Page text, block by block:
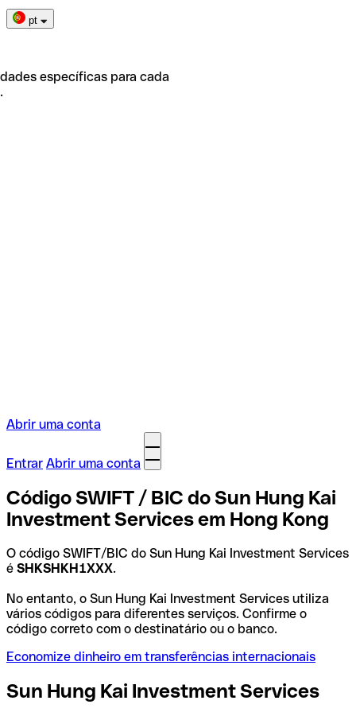
pt
específicas para cada
Abrir uma conta
Entrar Abrir uma conta
Código SWIFT / BIC do Sun Hung Kai
Investment Services em Hong Kong
O código SWIFT/BIC do Sun Hung Kai Investment Services
é SHKSHKH1XXX.
No entanto, o Sun Hung Kai Investment Services utiliza
vários códigos para diferentes serviços. Confirme o
código correto com o destinatário ou o banco.
Economize dinheiro em transferências internacionais
Sun Hung Kai Investment Services